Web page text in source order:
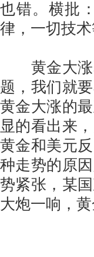
也错。横批
律，一切技术
黄金大涨
题，我们就
黄金大涨的
显的看出来
黄金和美元
种走势的原
势紧张，某
大炮一响，黄